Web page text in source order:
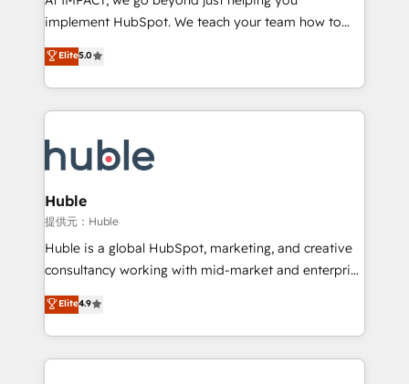
Netsuite 🤖 Google or Microsoft ✍️ DocuSign or
the rare Advanced "Custom Integrations"
Accreditation, securely sync data across... 🔄 any
new HubSpot portal with Advanced Website and
CRM Migrations using our in-house "HubScrub" Tool.
implement HubSpot. We teach your team how to
master it. As the creators of the Endless Customers
System™ (the next evolution of They Ask, You
Answer), we’re the only HubSpot partner built
entirely around coaching and training. That means
skills, processes, and internal team you need to
attract the right buyers, close deals faster, and grow
without outside dependencies. You’ll learn how to: •
Set up, audit, and organize your HubSpot portal •
Get your sales team fully using HubSpot • Track
pipeline and revenue across the entire buyer journey
growth • Create content and videos that attract
buyers • Use AI to scale smarter Our coaching-led
Elite5.0
Huble
提供元：Huble
Huble is a global HubSpot, marketing, and creative
consultancy working with mid-market and enterprise
businesses. We go beyond implementation, shaping
the strategy, processes, and teams that turn
HubSpot into a genuine growth engine. Named
HubSpot's Global Partner of the Year in 2024,
Elite4.9